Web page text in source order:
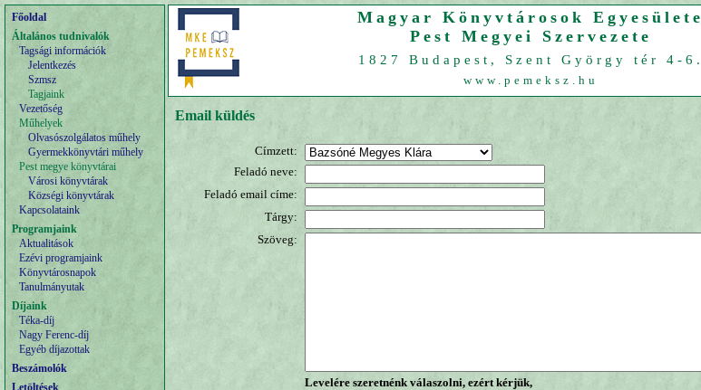
Magyar Könyvtárosok Egyesülete
Pest Megyei Szervezete
1827 Budapest, Szent György tér 4-6.
www.pemeksz.hu
Főoldal
Általános tudnivalók
Tagsági információk
Jelentkezés
Szmsz
Tagjaink
Vezetőség
Műhelyek
Olvasószolgálatos műhely
Gyermekkönyvtári műhely
Pest megye könyvtárai
Városi könyvtárak
Községi könyvtárak
Kapcsolataink
Programjaink
Aktualitások
Ezévi programjaink
Könyvtárosnapok
Tanulmányutak
Díjaink
Téka-díj
Nagy Ferenc-díj
Egyéb díjazottak
Beszámolók
Letöltések
Email küldés
Címzett:
Feladó neve:
Feladó email címe:
Tárgy:
Szöveg:
Levelére szeretnénk válaszolni, ezért kérjük,